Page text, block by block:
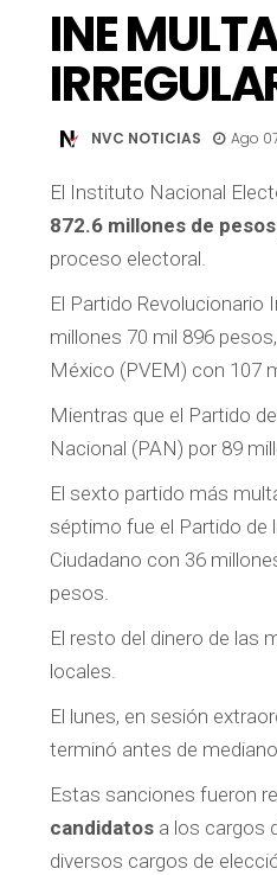
INE
NVC NOTICIAS Ago
El Instituto Nacional
872.6 millones de
proceso electoral.
El Partido Revolucionario
millones 70 mil 896
México (PVEM) con 107
Mientras que el Partido
Nacional (PAN) por 89
El sexto partido más
séptimo fue el Partido de
Ciudadano con 36
pesos.
El resto del dinero de las
locales.
El lunes, en sesión
terminó antes de
Estas sanciones fueron
candidatos a los cargos
diversos cargos de